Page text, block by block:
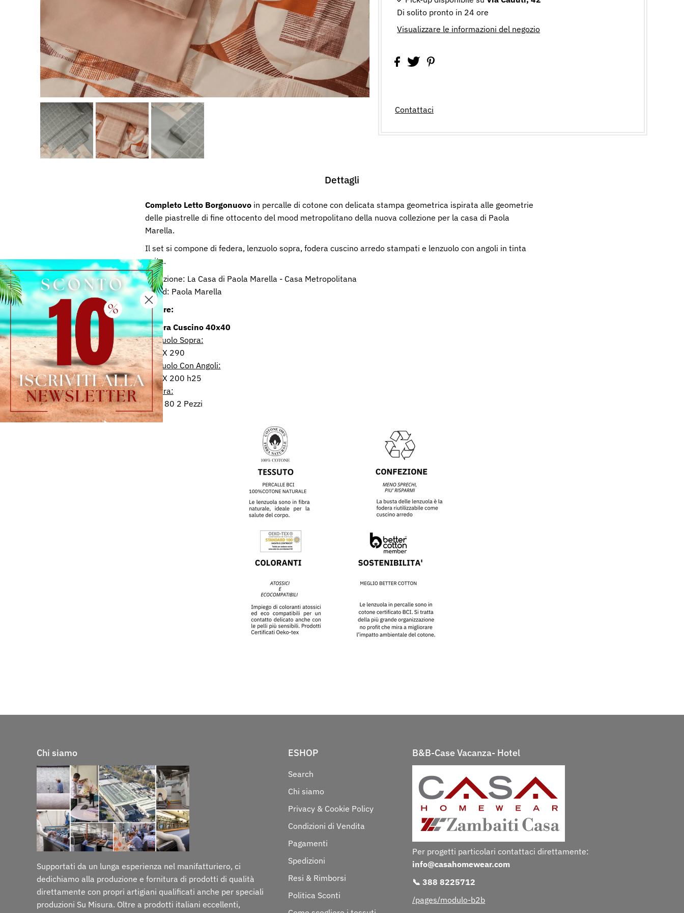
Di solito pronto in 24 ore
Visualizzare le informazioni del negozio
Contattaci
Dettagli
Completo Letto Borgonuovo in percalle di cotone con delicata stampa geometrica ispirata alle geometrie
delle piastrelle di fine ottocento del mood metropolitano della nuova collezione per la casa di Paola
Marella.
Il set si compone di federa, lenzuolo sopra, fodera cuscino arredo stampati e lenzuolo con angoli in tinta
unita.
Collezione: La Casa di Paola Marella - Casa Metropolitana
Brand: Paola Marella
Misure:
Fodera Cuscino 40x40
Lenzuolo Sopra:
250 X 290
Lenzuolo Con Angoli:
175 X 200 h25
Federa:
50 X 80 2 Pezzi
Chi siamo
Supportati da un lunga esperienza nel manifatturiero, ci
dedichiamo alla produzione e fornitura di prodotti di qualità
direttamente con propri artigiani qualificati anche per speciali
produzioni Su Misura. Oltre a prodotti italiani eccellenti,
ESHOP
Search
Chi siamo
Privacy & Cookie Policy
Condizioni di Vendita
Pagamenti
Spedizioni
Resi & Rimborsi
Politica Sconti
B&B-Case Vacanza- Hotel
Per progetti particolari contattaci direttamente:
info@casahomewear.com
📞 388 8225712
/pages/modulo-b2b